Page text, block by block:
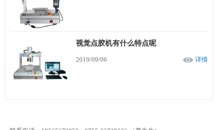
视觉点胶机有什么特点呢
2019/09/06 详情